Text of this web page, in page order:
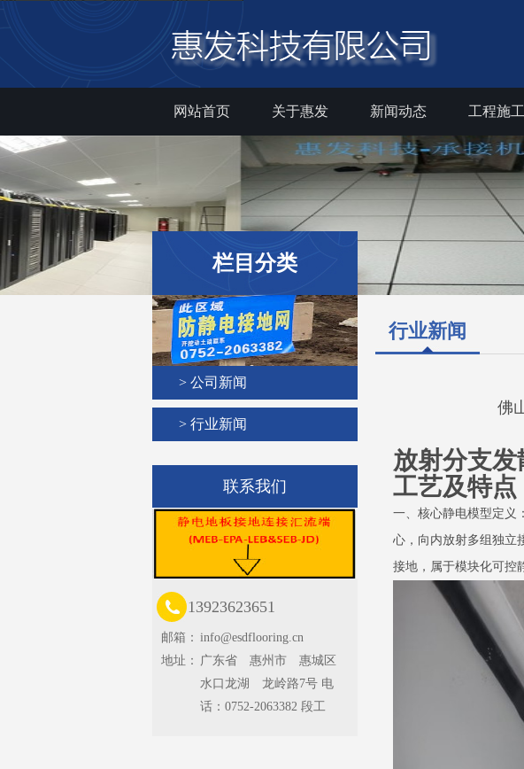
网站首页 关于惠发 新闻动态 工程施工
栏目分类
> 公司新闻
> 行业新闻
联系我们
13923623651
邮箱： info@esdflooring.cn
地址： 广东省 惠州市 惠城区
水口龙湖 龙岭路7号 电
话：0752-2063382 段工
行业新闻
佛
放射分支
工艺及特点
一、核心静电模型定义
心，向内放射多组独立
接地，属于模块化可控